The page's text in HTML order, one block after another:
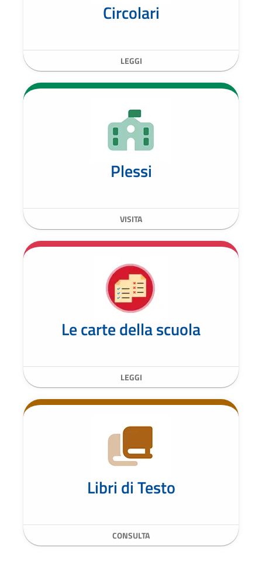
Circolari
LEGGI
Plessi
VISITA
Le carte della scuola
LEGGI
Libri di Testo
CONSULTA